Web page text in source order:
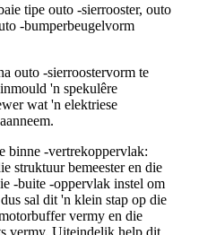
tipe outo -sierrooster, outo
-bumperbeugelvorm
outo -sierroostervorm te
'n spekulêre
wat 'n elektriese
binne -vertrekoppervlak:
struktuur bemeester en die
-buite -oppervlak instel om
sal dit 'n klein stap op die
vermy en die
vermy. Uiteindelik help dit